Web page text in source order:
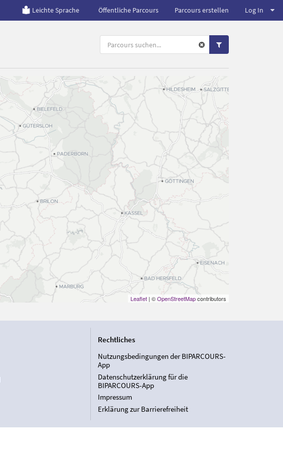
Leichte Sprache Öffentliche Parcours Parcours erstellen Log In
Leaflet| ©OpenStreetMapcontributors
Rechtliches
Nutzungsbedingungen der BIPARCOURS-
App
Datenschutzerklärung für die
BIPARCOURS-App
Impressum
Erklärung zur Barrierefreiheit